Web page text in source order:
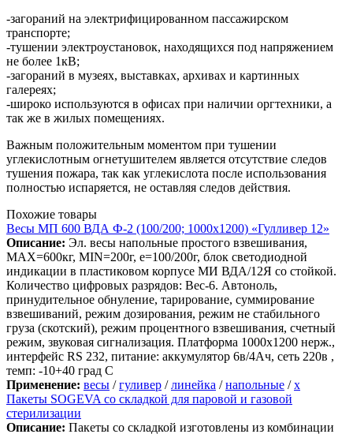
-загораний на электрифицированном пассажирском
транспорте;
-тушении электроустановок, находящихся под напряжением
не более 1кВ;
-загораний в музеях, выставках, архивах и картинных
галереях;
-широко используются в офисах при наличии оргтехники, а
так же в жилых помещениях.
Важным положительным моментом при тушении
углекислотным огнетушителем является отсутствие следов
тушения пожара, так как углекислота после использования
полностью испаряется, не оставляя следов действия.
Похожие товары
Весы МП 600 ВДА Ф-2 (100/200; 1000х1200) «Гулливер 12»
Описание: Эл. весы напольные простого взвешивания,
МАХ=600кг, MIN=200г, e=100/200г, блок светодиодной
индикации в пластиковом корпусе МИ ВДА/12Я со стойкой.
Количество цифровых разрядов: Вес-6. Автоноль,
принудительное обнуление, тарирование, суммирование
взвешиваний, режим дозирования, режим не стабильного
груза (скотский), режим процентного взвешивания, счетный
режим, звуковая сигнализация. Платформа 1000х1200 нерж.,
интерфейс RS 232, питание: аккумулятор 6в/4Ач, сеть 220в ,
темп: -10+40 град С
Применение: весы /гуливер /линейка /напольные /х
Пакеты SOGEVA со складкой для паровой и газовой
стерилизации
Описание: Пакеты со складкой изготовлены из комбинации